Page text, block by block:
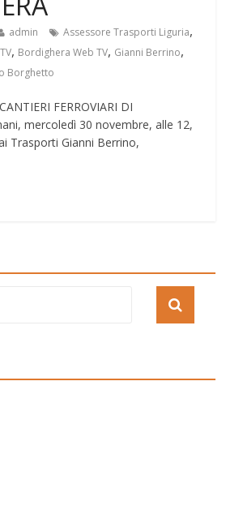
admin Assessore Trasporti Liguria,
, Bordighera Web TV, Gianni Berrino,
Borghetto
FERROVIARI DI
mercoledì 30 novembre, alle 12,
Trasporti Gianni Berrino,